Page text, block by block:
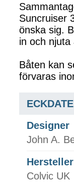
Suncruiser
önska sig.
in och njuta
Båten kan
förvaras
Designer
John A.
Hersteller
Colvic UK